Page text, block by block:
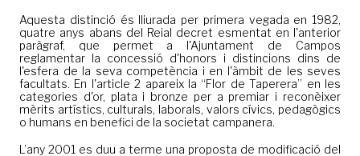
Aquesta distinció és lliurada per primera vegada en 1982,
quatre anys abans del Reial decret esmentat en l'anterior
paràgraf, que permet a l'Ajuntament de Campos
reglamentar la concessió d'honors i distincions dins de
l'esfera de la seva competència i en l'àmbit de les seves
facultats. En l'article 2 apareix la “Flor de Taperera” en les
categories d'or, plata i bronze per a premiar i reconèixer
mèrits artístics, culturals, laborals, valors cívics, pedagògics
o humans en benefici de la societat campanera.
L’any 2001 es duu a terme una proposta de modificació del